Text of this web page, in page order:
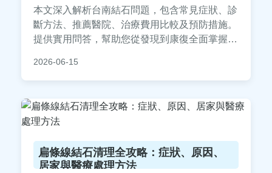
本文深入解析台南結石問題，包含常見症狀、診
斷方法、推薦醫院、治療費用比較及預防措施。
提供實用問答，幫助您從發現到康復全面掌握結
2026-06-15
扁條線結石清理全攻略：症狀、原因、
居家與醫療處理方法